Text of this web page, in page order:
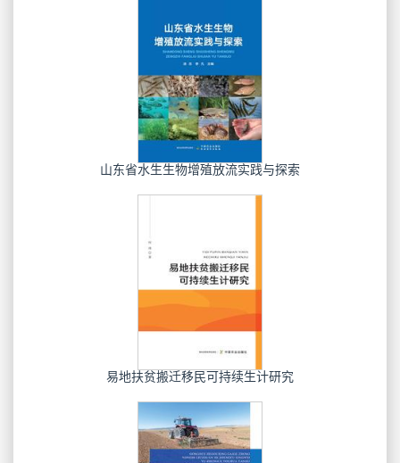
山东省水生生物增殖放流实践与探索
易地扶贫搬迁移民可持续生计研究